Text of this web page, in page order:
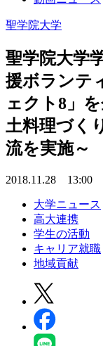
聖学院大学
聖学院大学
援ボランテ
ェクト8」
土料理づく
流を実施～
2018.11.28 13:00
大学ニュース
高大連携
学生の活動
キャリア就職
地域貢献